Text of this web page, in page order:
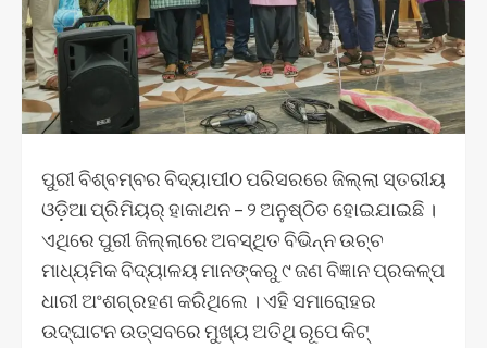
ପୁରୀ ବିଶ୍ବମ୍ବର ବିଦ୍ୟାପୀଠ ପରିସରରେ ଜିଲ୍ଲା ସ୍ତରୀୟ
ଓଡ଼ିଆ ପ୍ରିମିୟର୍ ହାକାଥନ – ୨ ଅନୁଷ୍ଠିତ ହୋଇଯାଇଛି ।
ଏଥିରେ ପୁରୀ ଜିଲ୍ଲାରେ ଅବସ୍ଥିତ ବିଭିନ୍ନ ଉଚ୍ଚ
ମାଧ୍ୟମିକ ବିଦ୍ୟାଳୟ ମାନଙ୍କରୁ ୯ ଜଣ ବିଜ୍ଞାନ ପ୍ରକଳ୍ପ
ଧାରୀ ଅଂଶଗ୍ରହଣ କରିଥିଲେ । ଏହି ସମାରୋହର
ଉଦ୍ଘାଟନ ଉତ୍ସବରେ ମୁଖ୍ୟ ଅତିଥି ରୂପେ କିଟ୍